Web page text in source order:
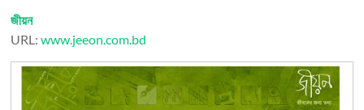
জীয়ন
URL:www.jeeon.com.bd